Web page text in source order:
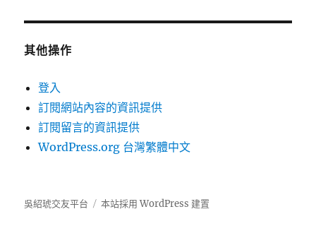
其他操作
登入
訂閱網站內容的資訊提供
訂閱留言的資訊提供
WordPress.org 台灣繁體中文
吳紹琥交友平台 本站採用 WordPress 建置